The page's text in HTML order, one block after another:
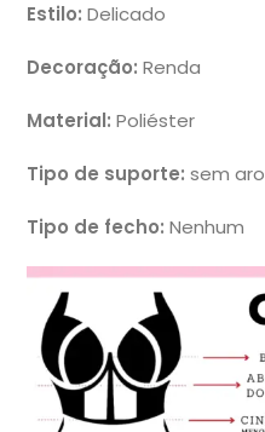
Estilo: Delicado
Decoração: Renda
Material: Poliéster
Tipo de suporte: sem aro
Tipo de fecho: Nenhum